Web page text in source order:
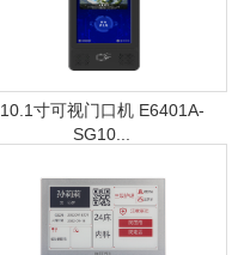
10.1寸可视门口机 E6401A-
SG10...